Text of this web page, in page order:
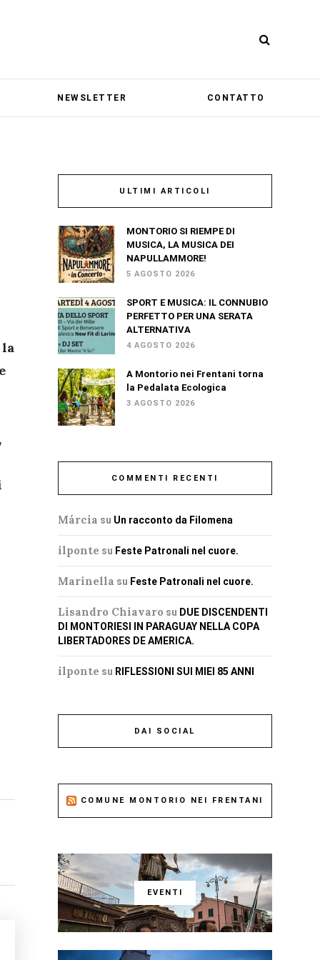
NEWSLETTER CONTATTO
ULTIMI ARTICOLI
MONTORIO SI RIEMPE DI
MUSICA, LA MUSICA DEI
NAPULLAMMORE!
5 AGOSTO 2026
SPORT E MUSICA: IL CONNUBIO
PERFETTO PER UNA SERATA
ALTERNATIVA
4 AGOSTO 2026
A Montorio nei Frentani torna
la Pedalata Ecologica
3 AGOSTO 2026
COMMENTI RECENTI
Márcia su Un racconto da Filomena
ilponte su Feste Patronali nel cuore.
Marinella su Feste Patronali nel cuore.
Lisandro Chiavaro su DUE DISCENDENTI
DI MONTORIESI IN PARAGUAY NELLA COPA
LIBERTADORES DE AMERICA.
ilponte su RIFLESSIONI SUI MIEI 85 ANNI
DAI SOCIAL
COMUNE MONTORIO NEI FRENTANI
EVENTI